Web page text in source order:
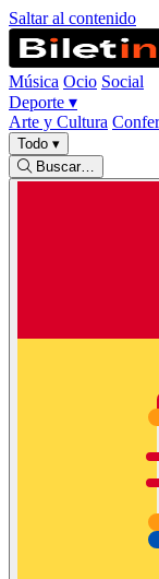
Saltar al contenido
Música Ocio Social
Deporte ▾
Arte y Cultura
Todo ▾
Buscar…